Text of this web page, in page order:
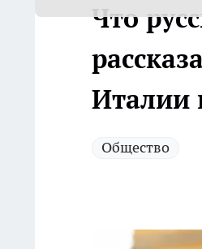
Что
Италии
Общество